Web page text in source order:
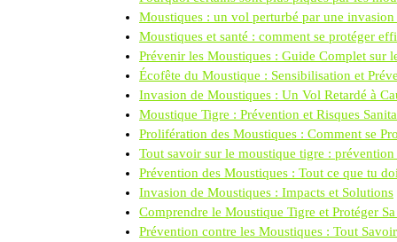
Moustiques : un vol perturbé par une invasion
Moustiques et santé : comment se protéger
Prévenir les Moustiques : Guide Complet sur
Écofête du Moustique : Sensibilisation et
Invasion de Moustiques : Un Vol Retardé à
Moustique Tigre : Prévention et Risques
Prolifération des Moustiques : Comment se
Tout savoir sur le moustique tigre : prévention
Prévention des Moustiques : Tout ce que tu
Invasion de Moustiques : Impacts et Solutions
Comprendre le Moustique Tigre et Protéger Sa
Prévention contre les Moustiques : Tout